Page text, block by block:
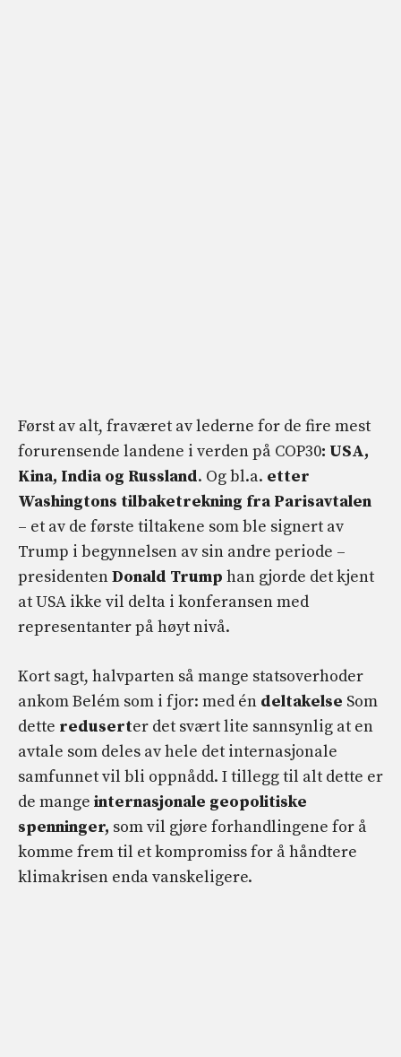
Først av alt, fraværet av lederne for de fire mest
forurensende landene i verden på COP30: USA,
Kina, India og Russland. Og bl.a. etter
Washingtons tilbaketrekning fra Parisavtalen
– et av de første tiltakene som ble signert av
Trump i begynnelsen av sin andre periode –
presidentenDonald Trump han gjorde det kjent
at USA ikke vil delta i konferansen med
representanter på høyt nivå.
Kort sagt, halvparten så mange statsoverhoder
ankom Belém som i fjor: med én deltakelse Som
dette reduserter det svært lite sannsynlig at en
avtale som deles av hele det internasjonale
samfunnet vil bli oppnådd. I tillegg til alt dette er
de mange internasjonale geopolitiske
spenninger, som vil gjøre forhandlingene for å
komme frem til et kompromiss for å håndtere
klimakrisen enda vanskeligere.